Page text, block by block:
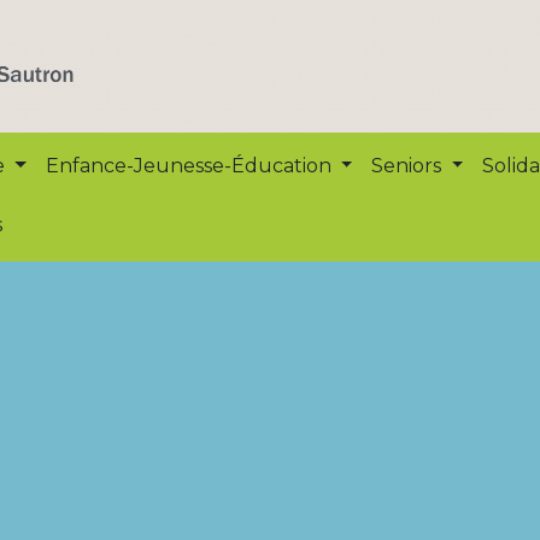
Enfance-Jeunesse-Éducation Seniors